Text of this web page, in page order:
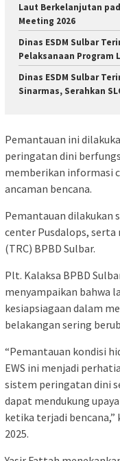
Laut Berkelanjutan
Meeting 2026
Dinas ESDM Sulbar
Pelaksanaan Program
Dinas ESDM Sulbar
Sinarmas, Serahkan
Pemantauan ini
peringatan dini
memberikan informasi
ancaman bencana.
Pemantauan dilakukan
center Pusdalops,
(TRC) BPBD Sulbar.
Plt. Kalaksa BPBD
menyampaikan bahwa
kesiapsiagaan dalam
belakangan sering
“Pemantauan kondisi
EWS ini menjadi
sistem peringatan dini
dapat mendukung
ketika terjadi bencana,”
2025.